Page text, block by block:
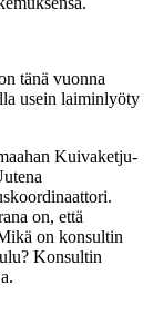
tänä vuonna
usein laiminlyöty
Kuivaketju-
on, että
on konsultin
Konsultin